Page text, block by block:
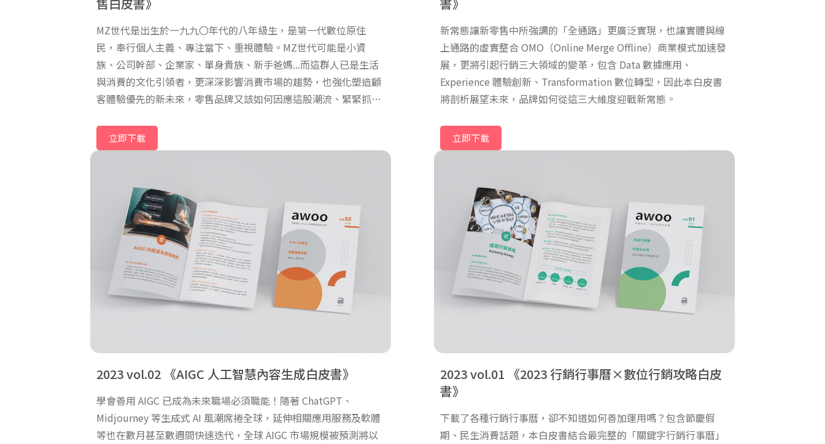
MZ世代是出生於一九九〇年代的八年級生，是第一代數位原住
民，奉行個人主義、專注當下、重視體驗。MZ世代可能是小資
族、公司幹部、企業家、單身貴族、新手爸媽...而這群人已是生活
與消費的文化引領者，更深深影響消費市場的趨勢，也強化塑造顧
客體驗優先的新未來，零售品牌又該如何因應這股潮流、緊緊抓住
立即下載
新常態讓新零售中所強調的「全通路」更廣泛實現，也讓實體與線
上通路的虛實整合 OMO（Online Merge Offline）商業模式加速發
展，更將引起行銷三大領域的變革，包含 Data 數據應用、
Experience 體驗創新、Transformation 數位轉型，因此本白皮書
將剖析展望未來，品牌如何從這三大維度迎戰新常態。
立即下載
2023 vol.02 AIGC 人工智慧內容生成白皮書
學會善用 AIGC 已成為未來職場必須職能！隨著 ChatGPT、
Midjourney 等生成式 AI 風潮席捲全球，延伸相關應用服務及軟體
等也在數月甚至數週間快速迭代，全球 AIGC 市場規模被預測將以
2023 vol.01
2023 行銷行事曆×數位行銷攻略白皮
書
下載了各種行銷行事曆，卻不知道如何善加運用嗎？包含節慶假
期、民生消費話題，本白皮書結合最完整的「關鍵字行銷行事曆」